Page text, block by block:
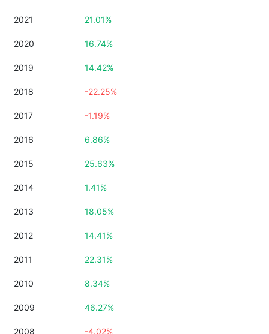
2021 21.01%
2020 16.74%
2019 14.42%
2018 -22.25%
2017 -1.19%
2016 6.86%
2015 25.63%
2014 1.41%
2013 18.05%
2012 14.41%
2011 22.31%
2010 8.34%
2009 46.27%
2008 -4.02%